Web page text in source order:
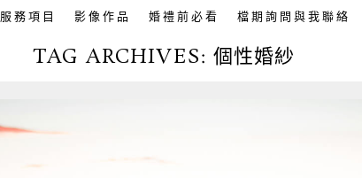
服務項目 影像作品 婚禮前必看 檔期詢問與我聯絡
TAG ARCHIVES: 個性婚紗